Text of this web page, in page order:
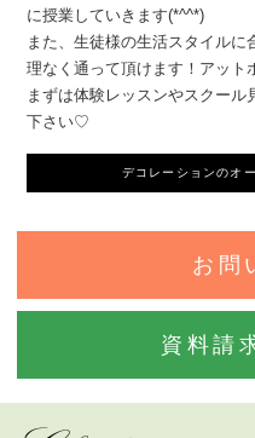
に授業していきます(*^^*)
また、生徒様の生活スタイル
理なく通って頂けます！アッ
まずは体験レッスンやスクー
下さい♡
デコレーションのオ
お問
資料請